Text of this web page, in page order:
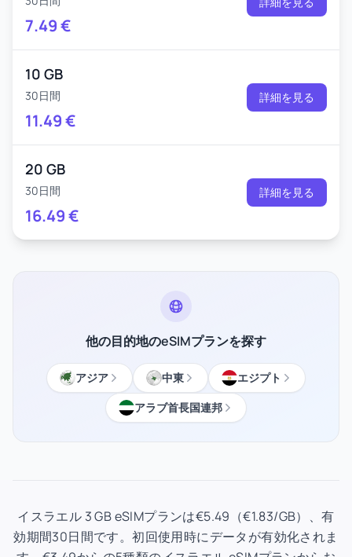
7.49€
10 GB
30日間
11.49€
詳細を見る
20 GB
30日間
16.49€
詳細を見る
他の目的地のeSIMプランを探す
アジア 中東
エジプト
アラブ首長国連邦
イスラエル 3 GB eSIMプランは€5.49（€1.83/GB）、有
効期間30日間です。初回使用時にデータが有効化されま